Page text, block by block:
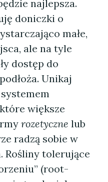
najlepsza.
doniczki o
małe,
ale na tyle
dostęp do
Unikaj
większe
rozetyczne lub
radzą sobie w
Rośliny tolerujące
(root-